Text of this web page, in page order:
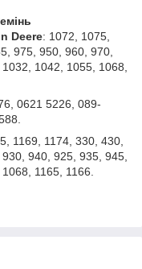
Deere: 1072, 1075,
975, 950, 960, 970,
1042, 1055, 1068,
0621 5226, 089-
1169, 1174, 330, 430,
940, 925, 935, 945,
1165, 1166.